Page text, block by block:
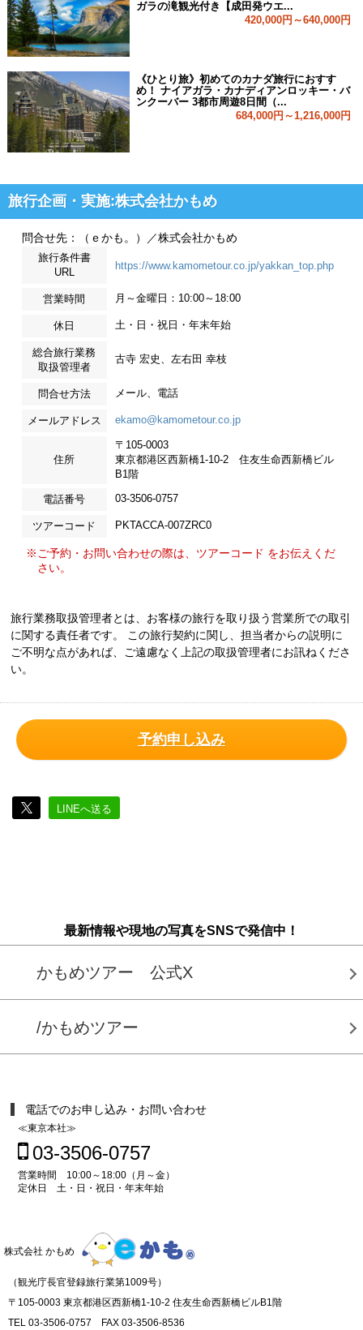
ガラの滝観光付き【成田発ウエ...
420,000円～640,000円
《ひとり旅》初めてのカナダ旅行におすす
め！ ナイアガラ・カナディアンロッキー・バ
ンクーバー 3都市周遊8日間（...
684,000円～1,216,000円
旅行企画・実施:株式会社かもめ
問合せ先：（ｅかも。）／株式会社かもめ
旅行条件書
URL
https://www.kamometour.co.jp/yakkan_top.php
営業時間 月～金曜日：10:00～18:00
休日 土・日・祝日・年末年始
総合旅行業務
取扱管理者
古寺 宏史、左右田 幸枝
問合せ方法 メール、電話
メールアドレス ekamo@kamometour.co.jp
住所
〒105-0003
東京都港区西新橋1-10-2 住友生命西新橋ビル
B1階
電話番号 03-3506-0757
ツアーコード PKTACCA-007ZRC0
※ご予約・お問い合わせの際は、ツアーコード をお伝えくだ
さい。
旅行業務取扱管理者とは、お客様の旅行を取り扱う営業所での取引
に関する責任者です。 この旅行契約に関し、担当者からの説明に
ご不明な点があれば、ご遠慮なく上記の取扱管理者にお訊ねくださ
い。
予約申し込み
LINEへ送る
最新情報や現地の写真をSNSで発信中！
かもめツアー 公式X
/かもめツアー
電話でのお申し込み・お問い合わせ
≪東京本社≫
03-3506-0757
営業時間 10:00～18:00（月～金）
定休日 土・日・祝日・年末年始
株式会社 かもめ
（観光庁長官登録旅行業第1009号）
〒105-0003 東京都港区西新橋1-10-2 住友生命西新橋ビルB1階
TEL 03-3506-0757 FAX 03-3506-8536